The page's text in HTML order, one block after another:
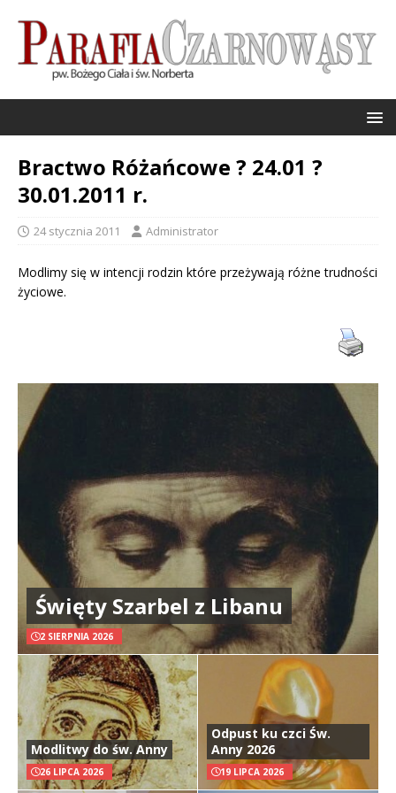
Bractwo Różańcowe ? 24.01 ?
30.01.2011 r.
24 stycznia 2011 Administrator
Modlimy się w intencji rodzin które przeżywają różne trudności
życiowe.
Święty Szarbel z Libanu
2 SIERPNIA 2026
Modlitwy do św. Anny
26 LIPCA 2026
Odpust ku czci Św.
Anny 2026
19 LIPCA 2026